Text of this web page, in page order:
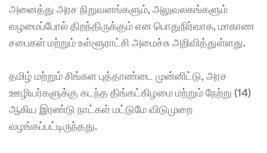
அனைத்து அரச நிறுவனங்களும், அலுவலகங்களும்
வழமைப்போல் திறந்திருக்கும் என பொதுநிர்வாக, மாகாண
சபைகள் மற்றும் உள்ளூராட்சி அமைச்சு அறிவித்துள்ளது.​
தமிழ் மற்றும் சிங்கள புத்தாண்டை முன்னிட்டு, அரச
ஊழியர்களுக்கு கடந்த திங்கட்கிழமை மற்றும் நேற்று (14)
ஆகிய இரண்டு நாட்கள் மட்டுமே விடுமுறை
வழங்கப்பட்டிருந்தது.